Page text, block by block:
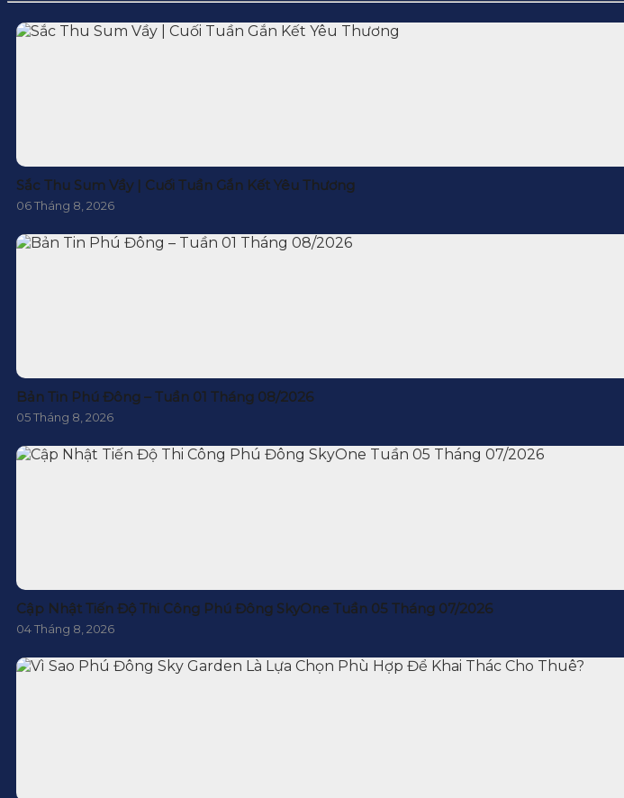
Sắc Thu Sum Vầy | Cuối Tuần Gắn Kết Yêu Thương
06 Tháng 8, 2026
Bản Tin Phú Đông – Tuần 01 Tháng 08/2026
05 Tháng 8, 2026
Cập Nhật Tiến Độ Thi Công Phú Đông SkyOne Tuần 05 Tháng 07/2026
04 Tháng 8, 2026